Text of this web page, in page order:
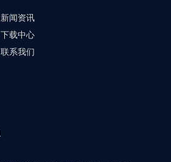
新闻资讯
下载中心
联系我们